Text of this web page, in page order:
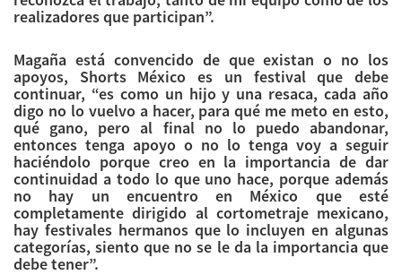
realizadores que participan”.
Magaña está convencido de que existan o no los
apoyos, Shorts México es un festival que debe
continuar, “es como un hijo y una resaca, cada año
digo no lo vuelvo a hacer, para qué me meto en esto,
qué gano, pero al final no lo puedo abandonar,
entonces tenga apoyo o no lo tenga voy a seguir
haciéndolo porque creo en la importancia de dar
continuidad a todo lo que uno hace, porque además
no hay un encuentro en México que esté
completamente dirigido al cortometraje mexicano,
hay festivales hermanos que lo incluyen en algunas
categorías, siento que no se le da la importancia que
debe tener”.